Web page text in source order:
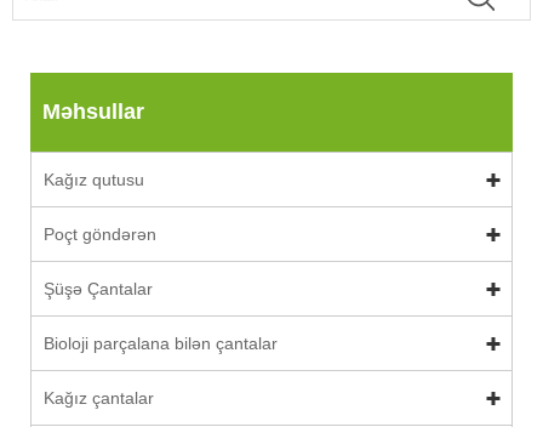
Məhsullar
Kağız qutusu
Poçt göndərən
Şüşə Çantalar
Bioloji parçalana bilən çantalar
Kağız çantalar